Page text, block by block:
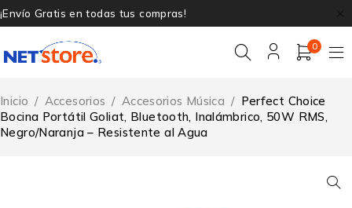
¡Envío Gratis en todas tus compras!
0
Inicio / Accesorios / Accesorios Música / Perfect Choice
Bocina Portátil Goliat, Bluetooth, Inalámbrico, 50W RMS,
Negro/Naranja – Resistente al Agua